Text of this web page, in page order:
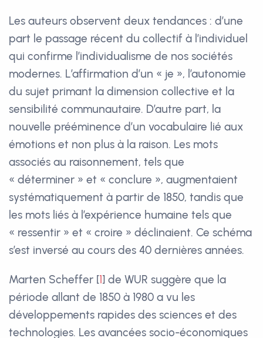
Les auteurs observent deux tendances : d’une
part le passage récent du collectif à l’individuel
qui confirme l’individualisme de nos sociétés
modernes. L’affirmation d’un « je », l’autonomie
du sujet primant la dimension collective et la
sensibilité communautaire. D’autre part, la
nouvelle prééminence d’un vocabulaire lié aux
émotions et non plus à la raison. Les mots
associés au raisonnement, tels que
« déterminer » et « conclure », augmentaient
systématiquement à partir de 1850, tandis que
les mots liés à l’expérience humaine tels que
« ressentir » et « croire » déclinaient. Ce schéma
s’est inversé au cours des 40 dernières années.
Marten Scheffer [1] de WUR suggère que la
période allant de 1850 à 1980 a vu les
développements rapides des sciences et des
technologies. Les avancées socio-économiques